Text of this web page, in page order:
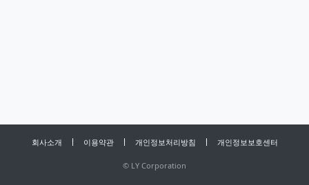
회사소개 이용약관 개인정보처리방침 개인정보보호센터
© LY Corporation